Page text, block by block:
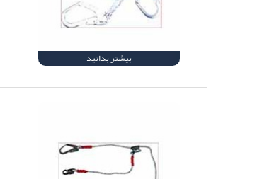
بیشتر بدانید